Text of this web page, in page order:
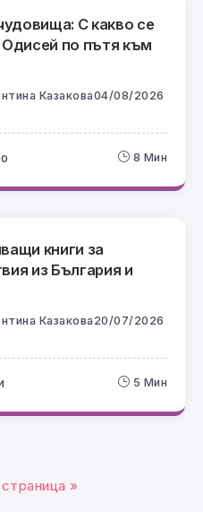
С какво се
по пътя към
Казакова04/08/2026
8 Мин
книги за
из България и
Казакова 20/07/2026
5 Мин
»